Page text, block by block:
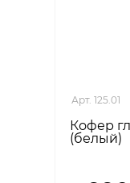
Арт. 125.01
Кофер
(белый)